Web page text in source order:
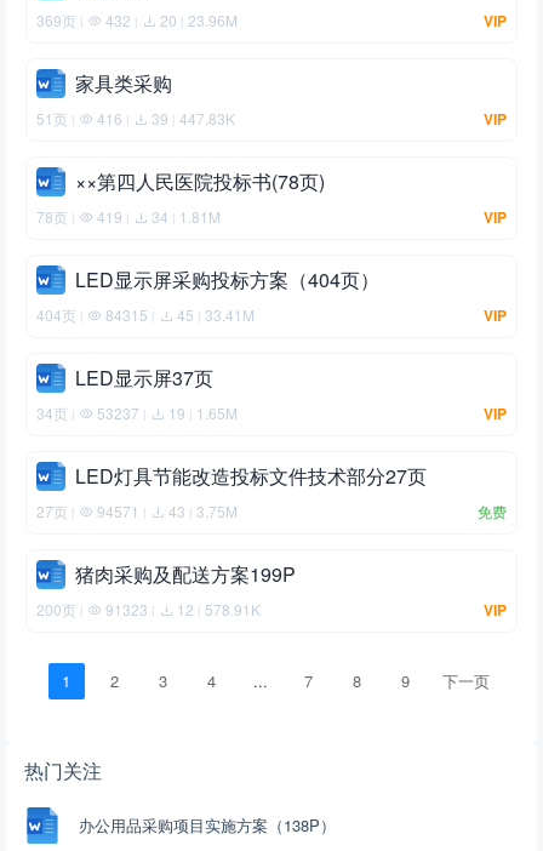
369页 | 432 | 20 | 23.96M VIP
家具类采购
51页 | 416 | 39 | 447.83K VIP
××第四人民医院投标书(78页)
78页 | 419 | 34 | 1.81M VIP
LED显示屏采购投标方案（404页）
404页 | 84315 | 45 | 33.41M VIP
LED显示屏37页
34页 | 53237 | 19 | 1.65M VIP
LED灯具节能改造投标文件技术部分27页
27页 | 94571 | 43 | 3.75M 免费
猪肉采购及配送方案199P
200页 | 91323 | 12 | 578.91K VIP
1 2 3 4 ... 7 8 9 下一页
热门关注
办公用品采购项目实施方案（138P）